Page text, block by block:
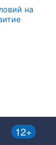
на
12+